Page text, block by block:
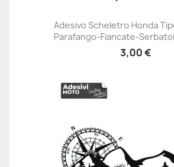
Adesivo Scheletro Honda
Parafango-Fiancate-
3,00 €